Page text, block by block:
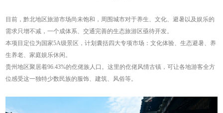
目前，黔北地区旅游市场尚未饱和，周围城市对于养生、文化、避暑以及娱乐的
需求只增不减，一个成体系、交通完善的生态旅游区亟待开发。
本项目定位为国家5A级景区，计划囊括四大专项市场：文化体验、生态避暑、养
生养老、家庭娱乐休闲。
贵州地区聚居着96.43%的仡佬族人口。这里的仡佬风情古镇，可让各地游客全方
位感受这一独特少数民族的服饰、建筑、风俗等。